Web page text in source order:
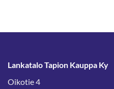
Lankatalo Tapion Kauppa Ky
Oikotie 4